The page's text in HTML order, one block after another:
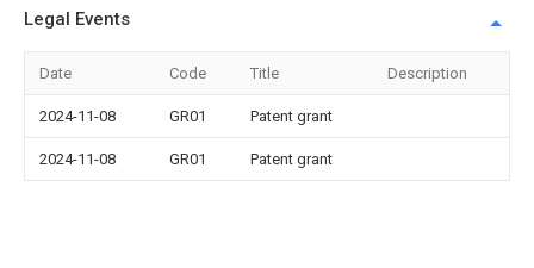
Legal Events
Date Code Title Description
2024-11-08 GR01 Patent grant
2024-11-08 GR01 Patent grant